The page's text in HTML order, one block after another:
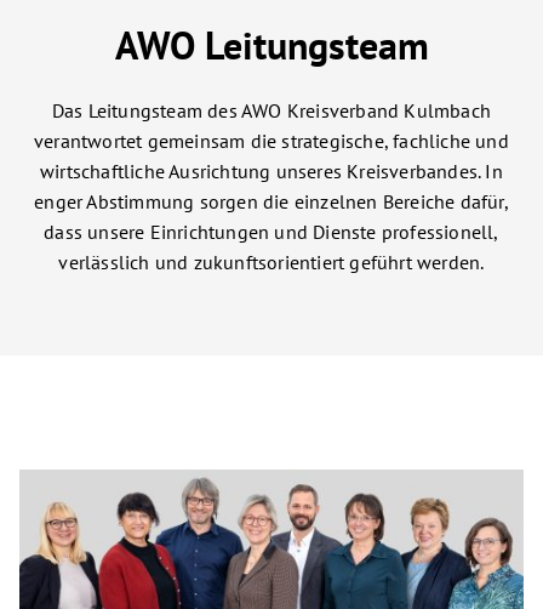
AWO Leitungsteam
Das Leitungsteam desAWO Kreisverband Kulmbach
verantwortet gemeinsam die strategische, fachliche und
wirtschaftliche Ausrichtung unseres Kreisverbandes. In
enger Abstimmung sorgen die einzelnen Bereiche dafür,
dass unsere Einrichtungen und Dienste professionell,
verlässlich und zukunftsorientiert geführt werden.